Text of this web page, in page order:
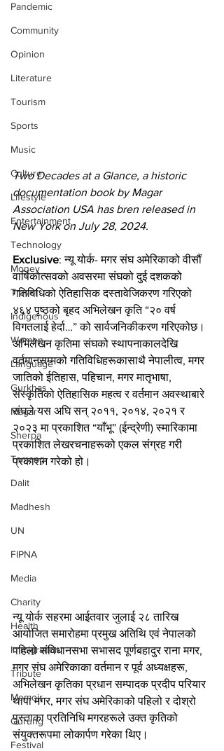
Pandemic
Community
Opinion
Literature
Tourism
Sports
Music
Culture
Lifestyle
Entertainment
Technology
Money
Travel
Indigenous
Women
Language
Gurkhas
Magar
Sherpa
Tamang
Dalit
Madhesh
UN
FIPNA
Media
Charity
Health
Immigration
Tribute
Memoir
Gurung
Festival
Two Decades at a Glance, a historic
documentation book by Magar
Association USA has bren released in
New York on July 28, 2024.
Exclusive: न्यू योर्क- मगर संघ अमेरिकाको वीसौं
वार्षिकोत्सवको अवसरमा संघको दुई दशकको
गतिविधिको ऐतिहासिक दस्तावेजिकरण गरिएको
४६४ पृष्ठको बृहद अभिलेखन कृति “२० वर्ष
विगतलाई हेर्दा…” को सार्वजनिकीकरण गरिएकोछ।
अभिलेखन कृतिमा संघको स्थापनाकालदेखि
वर्तमानसम्मको गतिविधिहरूकासाथै नेपालीत्व, मगर
जातिको ईतिहास, पहिचान, मगर मातृभाषा,
संस्कृतिको ऐतिहासिक महत्व र वर्तमान अवस्थाबारे
संघले यस अघि सन् २०११, २०१४, २०२१ र
२०२३ मा प्रकाशित “याँभू” (ईन्द्रेणी) स्मारिकामा
प्रकाशित लेखरचनाहरूको एकल संग्रह गरी
प्रकाशन गरेको हो।
न्यू योर्क सहरमा आईतवार जुलाई २८ तारिख
आयोजित समारोहमा प्रमुख अतिथि एवं नेपालको
पहिलो संविधानसभा सभासद पूर्णबहादुर राना मगर,
मगर संघ अमेरिकाका वर्तमान र पूर्व अध्यक्षहरू,
अभिलेखन कृतिका प्रधान सम्पादक प्रदीप परियार
थापा मगर, मगर संघ अमेरिकाको पहिलो र दोश्रो
पुस्ताका प्रतिनिधि मगरहरूले उक्त कृतिको
संयुक्तरूपमा लोकार्पण गरेका थिए।